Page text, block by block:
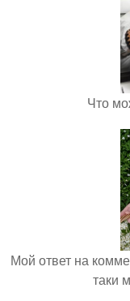
Что
Мой ответ на
таки